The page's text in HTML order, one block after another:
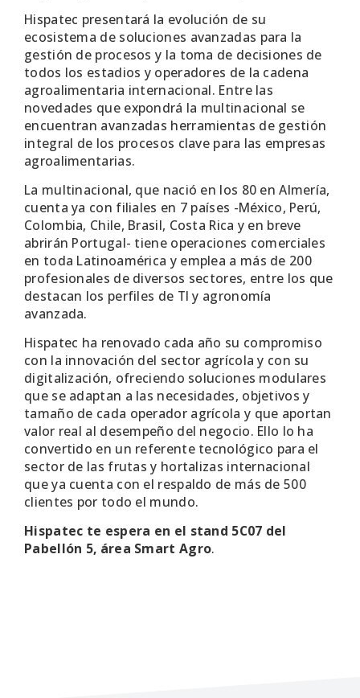
Hispatec presentará la evolución de su
ecosistema de soluciones avanzadas para la
gestión de procesos y la toma de decisiones de
todos los estadios y operadores de la cadena
agroalimentaria internacional. Entre las
novedades que expondrá la multinacional se
encuentran avanzadas herramientas de gestión
integral de los procesos clave para las empresas
agroalimentarias.
La multinacional, que nació en los 80 en Almería,
cuenta ya con filiales en 7 países -México, Perú,
Colombia, Chile, Brasil, Costa Rica y en breve
abrirán Portugal- tiene operaciones comerciales
en toda Latinoamérica y emplea a más de 200
profesionales de diversos sectores, entre los que
destacan los perfiles de TI y agronomía
avanzada.
Hispatec ha renovado cada año su compromiso
con la innovación del sector agrícola y con su
digitalización, ofreciendo soluciones modulares
que se adaptan a las necesidades, objetivos y
tamaño de cada operador agrícola y que aportan
valor real al desempeño del negocio. Ello lo ha
convertido en un referente tecnológico para el
sector de las frutas y hortalizas internacional
que ya cuenta con el respaldo de más de 500
clientes por todo el mundo.
Hispatec te espera en el stand 5C07 del
Pabellón 5, área Smart Agro.